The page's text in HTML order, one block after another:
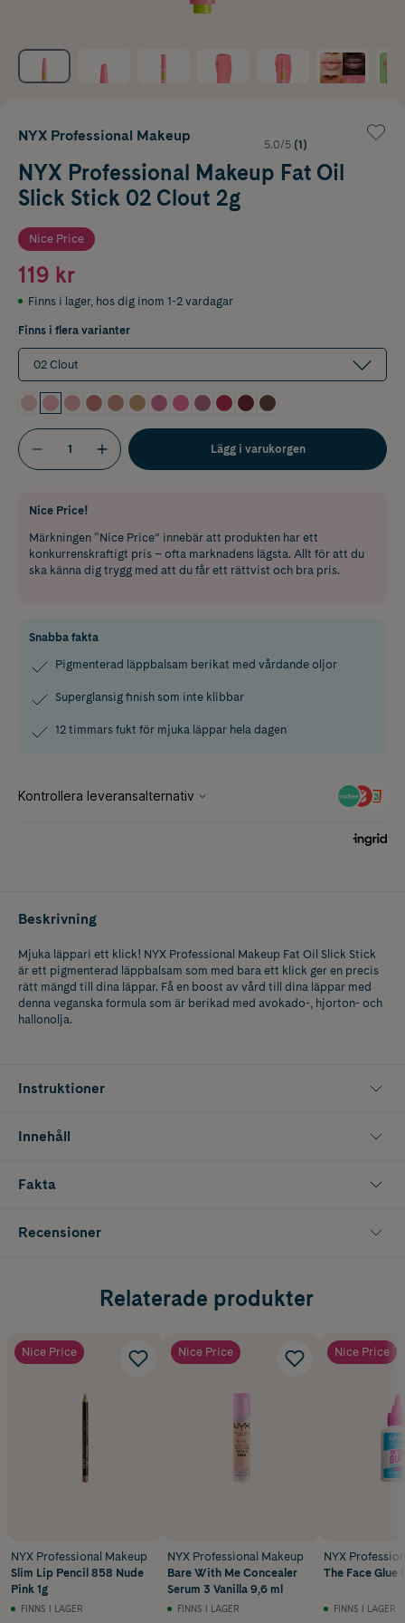
NYX Professional Makeup
5.0/5 (1)
NYX Professional Makeup Fat Oil
Slick Stick 02 Clout 2g
Nice Price
119 kr
Finns i lager, hos dig inom 1-2 vardagar
Finns i flera varianter
02 Clout
Lägg i varukorgen
Nice Price!
Märkningen “Nice Price” innebär att produkten har ett
konkurrenskraftigt pris – ofta marknadens lägsta. Allt för att du
ska känna dig trygg med att du får ett rättvist och bra pris.
Snabba fakta
Pigmenterad läppbalsam berikat med vårdande oljor
Superglansig finish som inte klibbar
12 timmars fukt för mjuka läppar hela dagen
Beskrivning
Mjuka läppari ett klick! NYX Professional Makeup Fat Oil Slick Stick
är ett pigmenterad läppbalsam som med bara ett klick ger en precis
rätt mängd till dina läppar. Få en boost av vård till dina läppar med
denna veganska formula som är berikad med avokado-, hjorton- och
hallonolja.
Instruktioner
Innehåll
Fakta
Recensioner
Relaterade produkter
Nice Price
NYX Professional Makeup
Slim Lip Pencil 858 Nude
Pink 1g
FINNS I LAGER
Nice Price
NYX Professional Makeup
Bare With Me Concealer
Serum 3 Vanilla 9,6 ml
FINNS I LAGER
Nice Price
NYX
The Face Glue
FINNS I LAGER